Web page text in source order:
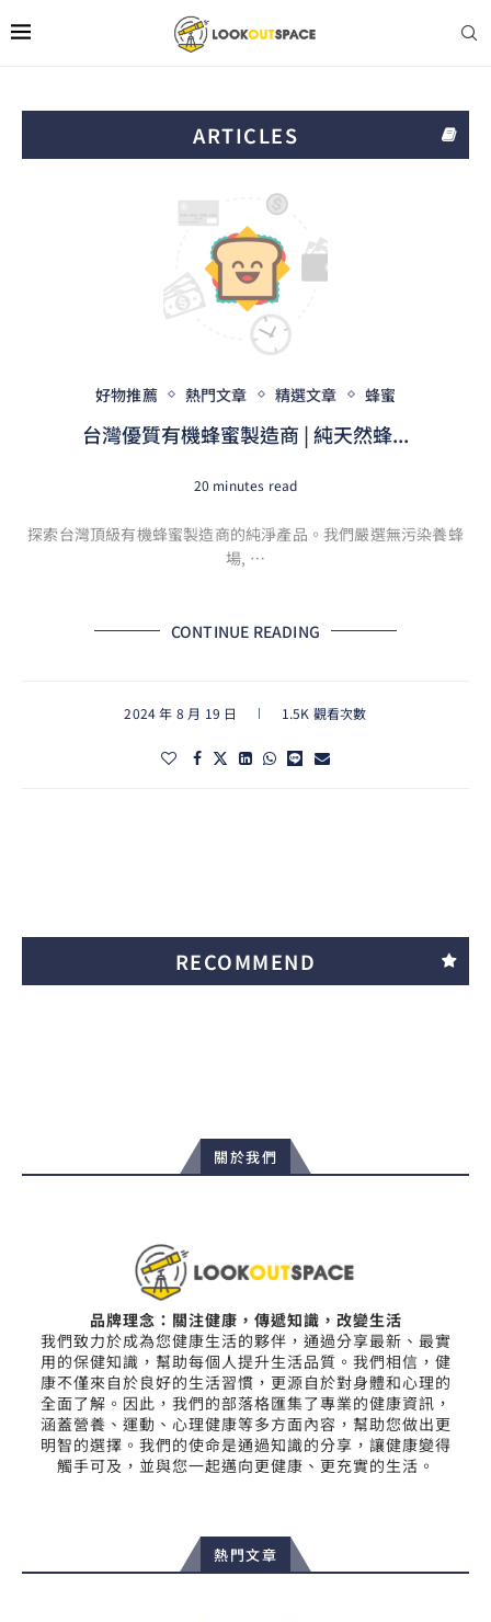
ARTICLES
好物推薦 熱門文章 精選文章 蜂蜜
台灣優質有機蜂蜜製造商 | 純天然蜂...
20 minutes read
探索台灣頂級有機蜂蜜製造商的純淨產品。我們嚴選無污染養蜂
場, …
CONTINUE READING
2024 年 8 月 19 日 1.5K 觀看次數
RECOMMEND
關於我們
品牌理念：關注健康，傳遞知識，改變生活
我們致力於成為您健康生活的夥伴，通過分享最新、最實
用的保健知識，幫助每個人提升生活品質。我們相信，健
康不僅來自於良好的生活習慣，更源自於對身體和心理的
全面了解。因此，我們的部落格匯集了專業的健康資訊，
涵蓋營養、運動、心理健康等多方面內容，幫助您做出更
明智的選擇。我們的使命是通過知識的分享，讓健康變得
觸手可及，並與您一起邁向更健康、更充實的生活。
熱門文章